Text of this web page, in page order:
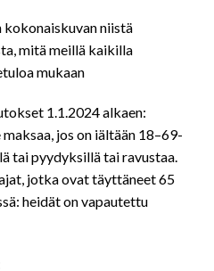
kokonaiskuvan niistä
mitä meillä kaikilla
mukaan
1.1.2024 alkaen:
jos on iältään 18–69-
tai pyydyksillä tai ravustaa.
jotka ovat täyttäneet 65
heidät on vapautettu